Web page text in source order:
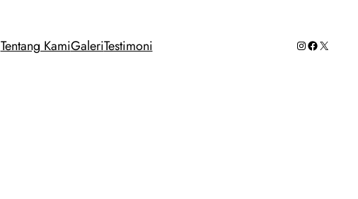
Tentang KamiGaleriTestimoni Instagram
Facebook
X